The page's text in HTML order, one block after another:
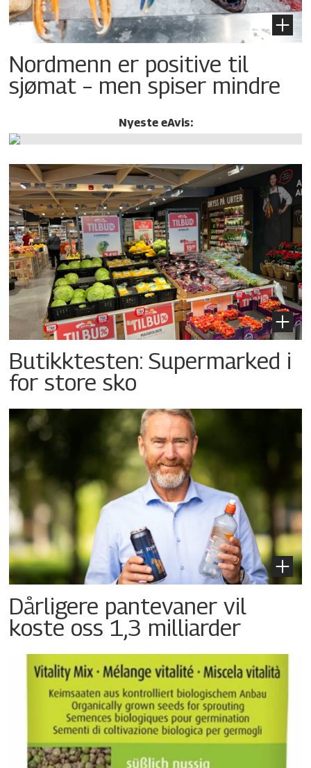
Nordmenn er positive til
sjømat – men spiser mindre
Nyeste eAvis:
Butikktesten: Supermarked i
for store sko
Dårligere pantevaner vil
koste oss 1,3 milliarder